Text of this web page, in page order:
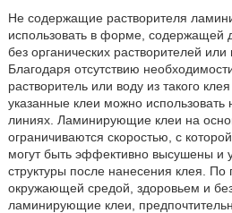
Не содержащие растворителя
использовать в форме, содержащей
без органических растворителей или
Благодаря отсутствию
растворитель или воду из такого
указанные клеи можно использовать
линиях. Ламинирующие клеи на
ограничиваются скоростью, с
могут быть эффективно высушены и
структуры после нанесения клея.
окружающей средой, здоровьем и
ламинирующие клеи,